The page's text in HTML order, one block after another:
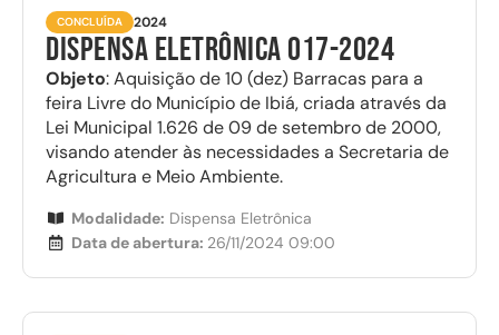
CONCLUÍDA 2024
Dispensa Eletrônica 017-2024
Objeto: Aquisição de 10 (dez) Barracas para a
feira Livre do Município de Ibiá, criada através da
Lei Municipal 1.626 de 09 de setembro de 2000,
visando atender às necessidades a Secretaria de
Agricultura e Meio Ambiente.
Modalidade: Dispensa Eletrônica
Data de abertura: 26/11/2024 09:00